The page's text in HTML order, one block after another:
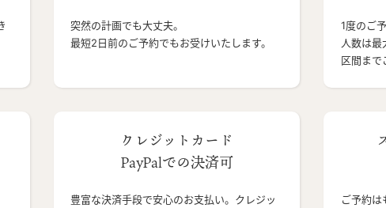
突然の計画でも大丈夫。
最短2日前のご予約でもお受けいたします。
1度のご
人数は
区間まで
クレジットカード
PayPalでの決済可
豊富な決済手段で安心のお支払い。クレジッ
ご予約は